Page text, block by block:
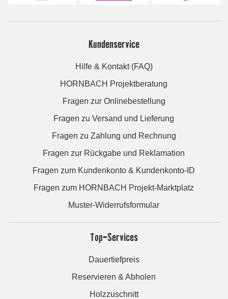
Kundenservice
Hilfe & Kontakt (FAQ)
HORNBACH Projektberatung
Fragen zur Onlinebestellung
Fragen zu Versand und Lieferung
Fragen zu Zahlung und Rechnung
Fragen zur Rückgabe und Reklamation
Fragen zum Kundenkonto & Kundenkonto-ID
Fragen zum HORNBACH Projekt-Marktplatz
Muster-Widerrufsformular
Top-Services
Dauertiefpreis
Reservieren & Abholen
Holzzuschnitt